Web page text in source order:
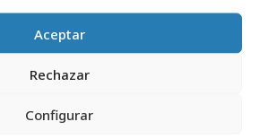
Aceptar
Rechazar
Configurar